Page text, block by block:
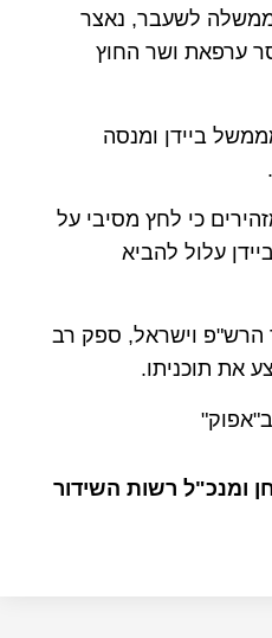
לשעבר, נאצר
ערפאת ושר החוץ
ביידן ומנסה
כי לחץ מסיבי על
עלול להביא
הרש"פ וישראל, ספק רב
את תוכניתו.
ומנכ"ל רשות השידור